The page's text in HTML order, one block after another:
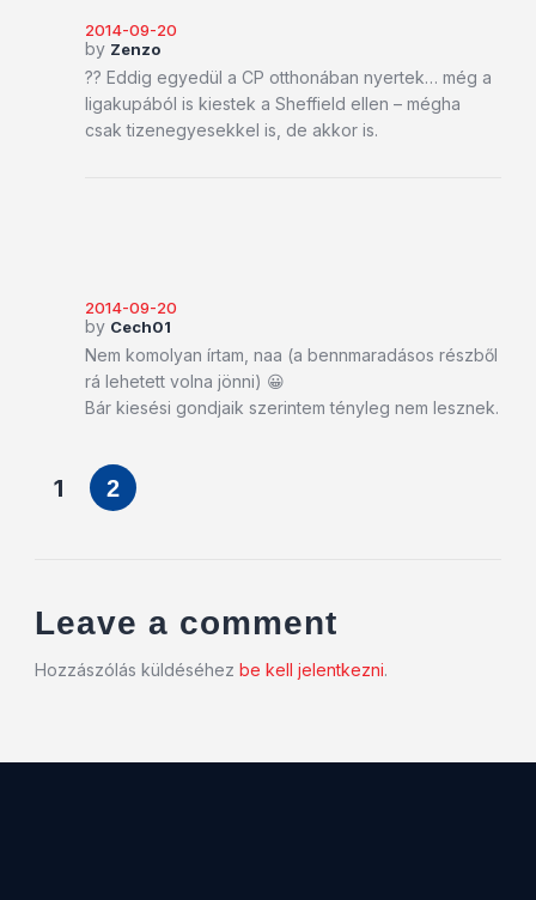
2014-09-20
by Zenzo
?? Eddig egyedül a CP otthonában nyertek… még a
ligakupából is kiestek a Sheffield ellen – mégha
csak tizenegyesekkel is, de akkor is.
2014-09-20
by Cech01
Nem komolyan írtam, naa (a bennmaradásos részből
rá lehetett volna jönni) 😀
Bár kiesési gondjaik szerintem tényleg nem lesznek.
1 2
Leave a comment
Hozzászólás küldéséhez be kell jelentkezni.